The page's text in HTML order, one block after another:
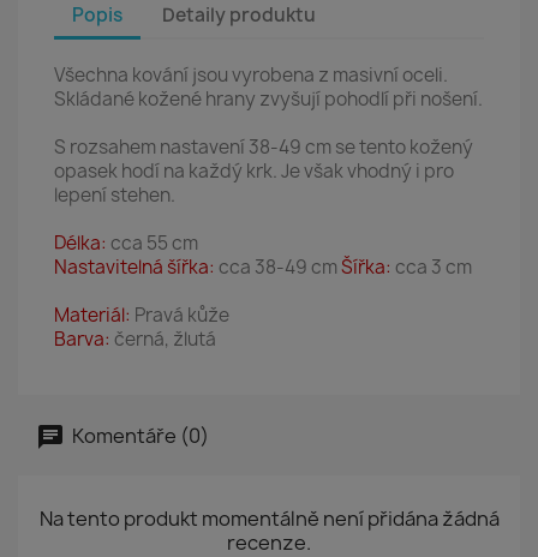
Popis Detaily produktu
Všechna kování jsou vyrobena z masivní oceli.
Skládané kožené hrany zvyšují pohodlí při nošení.
S rozsahem nastavení 38-49 cm se tento kožený
opasek hodí na každý krk. Je však vhodný i pro
lepení stehen.
Délka: cca 55 cm
Nastavitelná šířka: cca 38-49 cmŠířka: cca 3 cm
Materiál: Pravá kůže
Barva: černá, žlutá
Komentáře (0)
Na tento produkt momentálně není přidána žádná
recenze.